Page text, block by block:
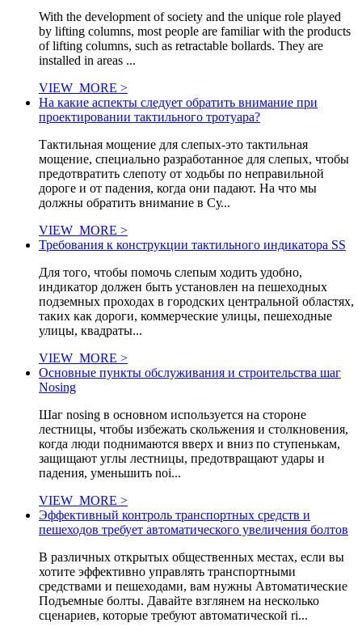
With the development of society and the unique role played
by lifting columns, most people are familiar with the products
of lifting columns, such as retractable bollards. They are
installed in areas ...
VIEW_MORE >
На какие аспекты следует обратить внимание при
проектировании тактильного тротуара?
Тактильная мощение для слепых-это тактильная
мощение, специально разработанное для слепых, чтобы
предотвратить слепоту от ходьбы по неправильной
дороге и от падения, когда они падают. На что мы
должны обратить внимание в Су...
VIEW_MORE >
Требования к конструкции тактильного индикатора SS
Для того, чтобы помочь слепым ходить удобно,
индикатор должен быть установлен на пешеходных
подземных проходах в городских центральной областях,
таких как дороги, коммерческие улицы, пешеходные
улицы, квадраты...
VIEW_MORE >
Основные пункты обслуживания и строительства шаг
Nosing
Шаг nosing в основном используется на стороне
лестницы, чтобы избежать скольжения и столкновения,
когда люди поднимаются вверх и вниз по ступенькам,
защищают углы лестницы, предотвращают удары и
падения, уменьшить noi...
VIEW_MORE >
Эффективный контроль транспортных средств и
пешеходов требует автоматического увеличения болтов
В различных открытых общественных местах, если вы
хотите эффективно управлять транспортными
средствами и пешеходами, вам нужны Автоматические
Подъемные болты. Давайте взглянем на несколько
сценариев, которые требуют автоматической ri...